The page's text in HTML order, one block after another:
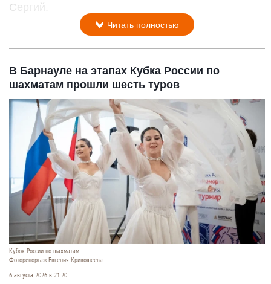
Сергий.
Читать полностью
В Барнауле на этапах Кубка России по
шахматам прошли шесть туров
Кубок России по шахматам
Фоторепортаж Евгения Кривошеева
6 августа 2026 в 21:20